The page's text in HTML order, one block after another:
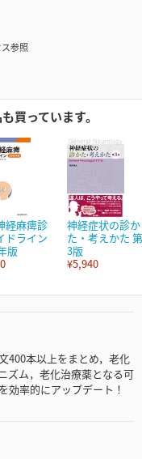
参照
買っています。
経麻痺診
ドライン
版
神経症状の診か
た・考えかた 第
3版
¥5,940
400本以上をまとめ，老化
ズム，老化治療薬となる可
効率的にアップデート！